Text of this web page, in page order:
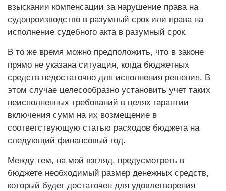
взыскании компенсации за нарушение права на
судопроизводство в разумный срок или права на
исполнение судебного акта в разумный срок.
В то же время можно предположить, что в законе
прямо не указана ситуация, когда бюджетных
средств недостаточно для исполнения решения. В
этом случае целесообразно установить учет таких
неисполненных требований в целях гарантии
включения сумм на их возмещение в
соответствующую статью расходов бюджета на
следующий финансовый год.
Между тем, на мой взгляд, предусмотреть в
бюджете необходимый размер денежных средств,
который будет достаточен для удовлетворения